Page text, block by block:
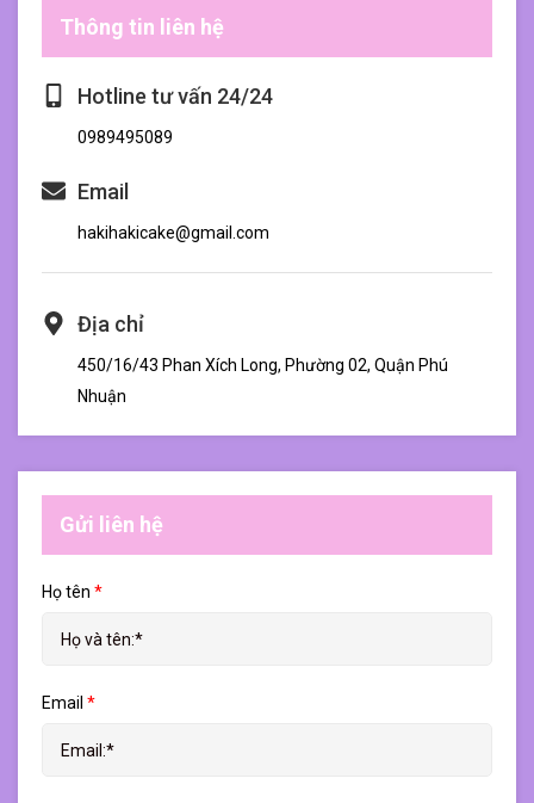
Thông tin liên hệ
Hotline tư vấn 24/24
0989495089
Email
hakihakicake@gmail.com
Địa chỉ
450/16/43 Phan Xích Long, Phường 02, Quận Phú
Nhuận
Gửi liên hệ
Họ tên *
Email *